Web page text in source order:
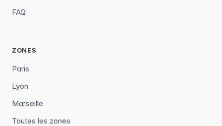
FAQ
ZONES
Paris
Lyon
Marseille
Toutes les zones